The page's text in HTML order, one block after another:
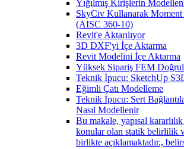
Yığılmış Kirişlerin
SkyCiv Kullanarak Moment
(AISC 360-10)
Revit'e Aktarılıyor
3D DXF'yi İçe Aktarma
Revit Modelini İçe Aktarma
Yüksek Sipariş FEM
Teknik İpucu: SketchUp
Eğimli Çatı Modelleme
Teknik İpucu: Sert
Nasıl Modellenir
Bu makale, yapısal
konular olan statik belirlilik
birlikte açıklamaktadır.,